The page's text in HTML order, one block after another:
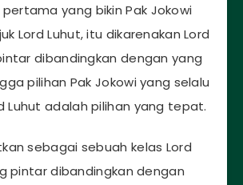
yang bikin Pak Jokowi
Lord Luhut, itu dikarenakan Lord
dibandingkan dengan yang
pilihan Pak Jokowi yang selalu
Luhut adalah pilihan yang tepat.
sebagai sebuah kelas Lord
pintar dibandingkan dengan